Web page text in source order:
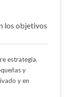
los objetivos
estrategia.
y
y en